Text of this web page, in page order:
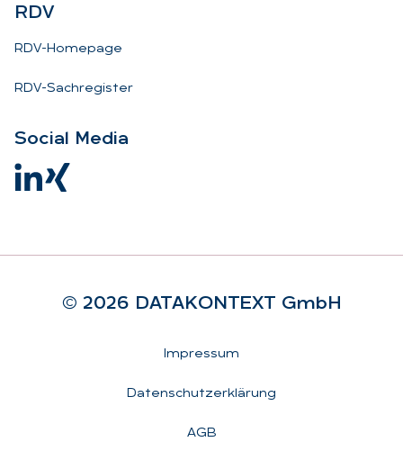
RDV
RDV-Homepage
RDV-Sachregister
So­ci­al Me­dia
© 2026 DA­TA­KON­TEXT GmbH
Impressum
Datenschutzerklärung
AGB